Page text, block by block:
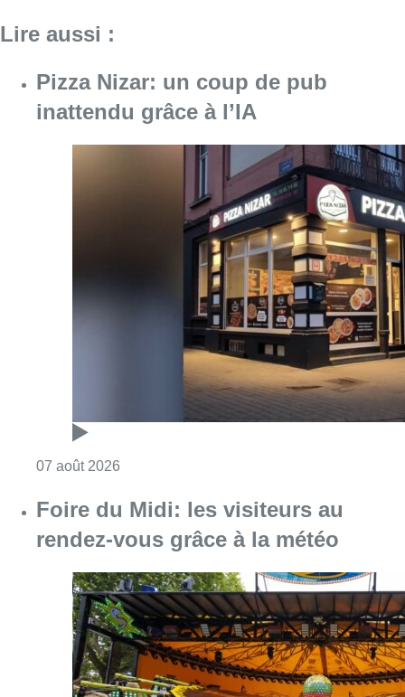
Lire aussi :
Pizza Nizar: un coup de pub
inattendu grâce à l’IA
07 août 2026
Foire du Midi: les visiteurs au
rendez-vous grâce à la météo